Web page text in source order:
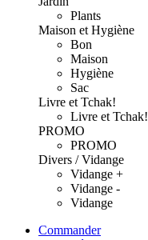
Plants
Maison et Hygiène
Bon
Maison
Hygiène
Sac
Livre et Tchak!
Livre et Tchak!
PROMO
PROMO
Divers / Vidange
Vidange +
Vidange -
Vidange
Commander